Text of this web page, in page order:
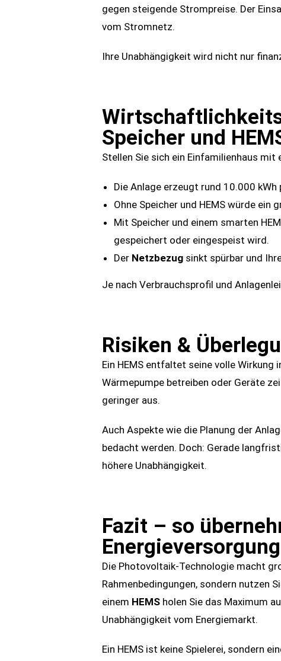
gegen steigende Strompreise. Der
vom Stromnetz.
Ihre Unabhängigkeit wird nicht nur
Speicher und
Stellen Sie sich ein Einfamilienhaus
Die Anlage erzeugt rund 10.000 kWh
Ohne Speicher und HEMS würde
Mit Speicher und einem smarten
gespeichert oder eingespeist wird.
Der Netzbezug sinkt spürbar und
Je nach Verbrauchsprofil und
Risiken &
Ein HEMS entfaltet seine volle Wirkung
Wärmepumpe betreiben oder Geräte
geringer aus.
Auch Aspekte wie die Planung der
bedacht werden. Doch: Gerade
höhere Unabhängigkeit.
Fazit – so
Energieversorgung
Die Photovoltaik-Technologie macht
Rahmenbedingungen, sondern nutzen
einem HEMS holen Sie das Maximum
Unabhängigkeit vom Energiemarkt.
Ein HEMS ist keine Spielerei, sondern